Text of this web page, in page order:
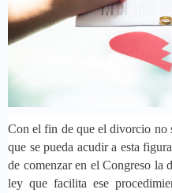
Con el fin de que el divorcio no
que se pueda acudir a esta
de comenzar en el Congreso la
ley que facilita ese